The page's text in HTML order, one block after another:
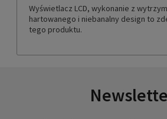
Wyświetlacz LCD, wykonanie z
hartowanego i niebanalny design to
tego produktu.